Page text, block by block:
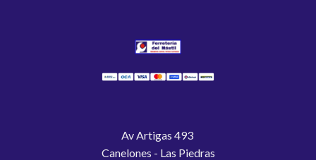
Av Artigas 493
Canelones - Las Piedras